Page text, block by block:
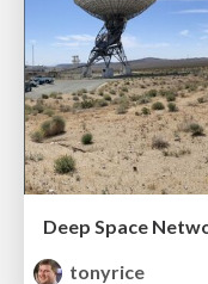
Deep Space
tonyrice